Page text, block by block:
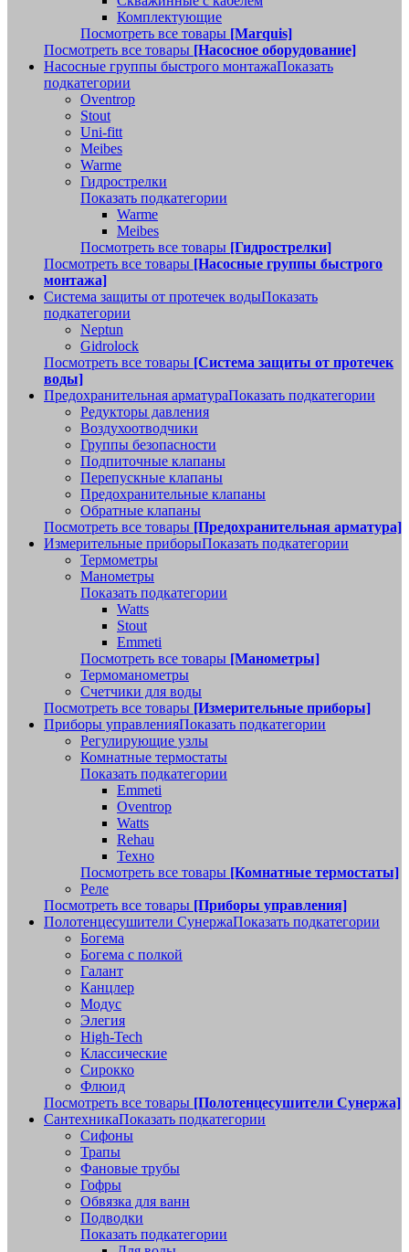
Комплектующие
Посмотреть все товары [Marquis]
Посмотреть все товары [Насосное оборудование]
Насосные группы быстрого монтажаПоказать
подкатегории
Oventrop
Stout
Uni-fitt
Meibes
Warme
Гидрострелки
Показать подкатегории
Warme
Meibes
Посмотреть все товары [Гидрострелки]
Посмотреть все товары [Насосные группы быстрого
монтажа]
Система защиты от протечек водыПоказать
подкатегории
Neptun
Gidrolock
Посмотреть все товары [Система защиты от протечек
воды]
Предохранительная арматураПоказать подкатегории
Редукторы давления
Воздухоотводчики
Группы безопасности
Подпиточные клапаны
Перепускные клапаны
Предохранительные клапаны
Обратные клапаны
Посмотреть все товары [Предохранительная арматура]
Измерительные приборыПоказать подкатегории
Термометры
Манометры
Показать подкатегории
Watts
Stout
Emmeti
Посмотреть все товары [Манометры]
Термоманометры
Счетчики для воды
Посмотреть все товары [Измерительные приборы]
Приборы управленияПоказать подкатегории
Регулирующие узлы
Комнатные термостаты
Показать подкатегории
Emmeti
Oventrop
Watts
Rehau
Техно
Посмотреть все товары [Комнатные термостаты]
Реле
Посмотреть все товары [Приборы управления]
Полотенцесушители СунержаПоказать подкатегории
Богема
Богема с полкой
Галант
Канцлер
Модус
Элегия
High-Tech
Классические
Сирокко
Флюид
Посмотреть все товары [Полотенцесушители Сунержа]
СантехникаПоказать подкатегории
Сифоны
Трапы
Фановые трубы
Гофры
Обвязка для ванн
Подводки
Показать подкатегории